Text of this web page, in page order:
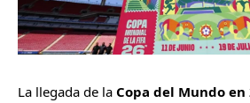
La llegada de la Copa del Mundo en